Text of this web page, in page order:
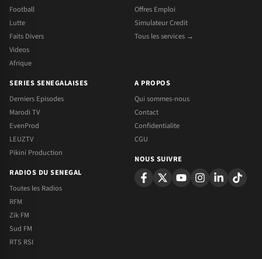
Football
Lutte
Faits Divers
Videos
Afrique
Offres Emploi
Simulateur Credit
Tous les services →
SERIES SENEGALAISES
Derniers Episodes
Marodi TV
EvenProd
LEUZTV
Pikini Production
RADIOS DU SENEGAL
Toutes les Radios
RFM
Zik FM
Sud FM
RTS RSI
A PROPOS
Qui sommes-nous
Contact
Confidentialite
CGU
NOUS SUIVRE